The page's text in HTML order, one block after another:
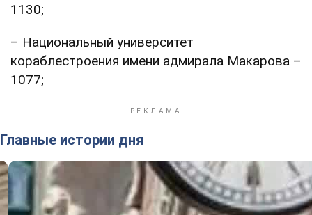
1130;
– Национальный университет
кораблестроения имени адмирала Макарова –
1077;
Главные истории дня